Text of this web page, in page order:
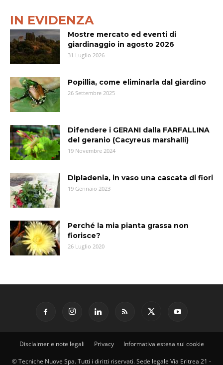
IN EVIDENZA
Mostre mercato ed eventi di
giardinaggio in agosto 2026
31 Luglio 2026
Popillia, come eliminarla dal giardino
26 Settembre 2025
Difendere i GERANI dalla FARFALLINA
del geranio (Cacyreus marshalli)
19 Novembre 2024
Dipladenia, in vaso una cascata di fiori
19 Gennaio 2023
Perché la mia pianta grassa non
fiorisce?
26 Luglio 2020
Disclaimer e note legali Privacy Informativa estesa sui cookie
© Tecniche Nuove Spa. Tutti i diritti riservati. Sede legale Via Eritrea 21 -